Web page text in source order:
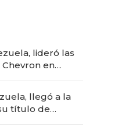
lideró las
en
llegó a la
título de